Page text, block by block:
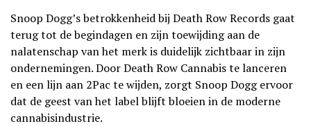
Snoop Dogg’s betrokkenheid bij Death Row Records gaat
terug tot de begindagen en zijn toewijding aan de
nalatenschap van het merk is duidelijk zichtbaar in zijn
ondernemingen. Door Death Row Cannabis te lanceren
en een lijn aan 2Pac te wijden, zorgt Snoop Dogg ervoor
dat de geest van het label blijft bloeien in de moderne
cannabisindustrie.